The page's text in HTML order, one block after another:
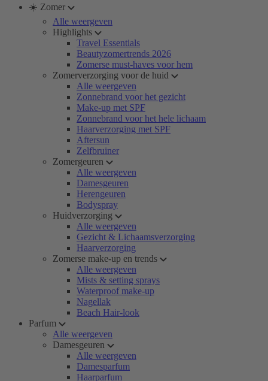
☀️ Zomer
Alle weergeven
Highlights
Travel Essentials
Beautyzomertrends 2026
Zomerse must-haves voor hem
Zomerverzorging voor de huid
Alle weergeven
Zonnebrand voor het gezicht
Make-up met SPF
Zonnebrand voor het hele lichaam
Haarverzorging met SPF
Aftersun
Zelfbruiner
Zomergeuren
Alle weergeven
Damesgeuren
Herengeuren
Bodyspray
Huidverzorging
Alle weergeven
Gezicht & Lichaamsverzorging
Haarverzorging
Zomerse make-up en trends
Alle weergeven
Mists & setting sprays
Waterproof make-up
Nagellak
Beach Hair-look
Parfum
Alle weergeven
Damesgeuren
Alle weergeven
Damesparfum
Haarparfum